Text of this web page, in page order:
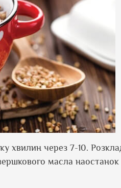
хвилин через 7-10.
масла наостанок